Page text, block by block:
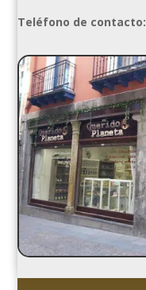
Teléfono de contacto: